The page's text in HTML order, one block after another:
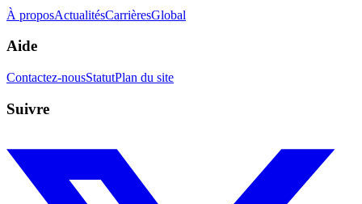
À proposActualitésCarrièresGlobal
Aide
Contactez-nousStatutPlan du site
Suivre